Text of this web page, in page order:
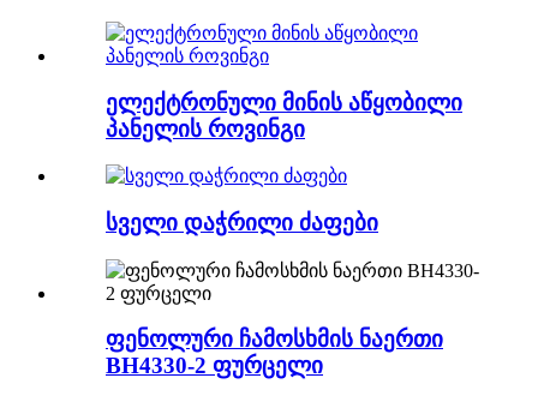
ელექტრონული მინის აწყობილი
პანელის როვინგი
სველი დაჭრილი ძაფები
ფენოლური ჩამოსხმის ნაერთი
BH4330-2 ფურცელი